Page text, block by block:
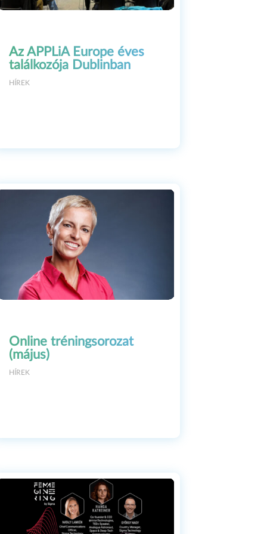
Az APPLiA Europe éves
találkozója Dublinban
HÍREK
Online tréningsorozat
(május)
HÍREK
film), Paolo’s photos,
the whole time that
it actually